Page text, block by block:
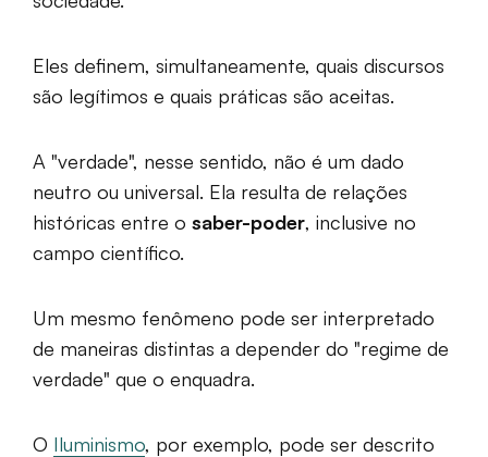
Eles definem, simultaneamente, quais discursos
são legítimos e quais práticas são aceitas.
A "verdade", nesse sentido, não é um dado
neutro ou universal. Ela resulta de relações
históricas entre o saber-poder, inclusive no
campo científico.
Um mesmo fenômeno pode ser interpretado
de maneiras distintas a depender do "regime de
verdade" que o enquadra.
O Iluminismo, por exemplo, pode ser descrito